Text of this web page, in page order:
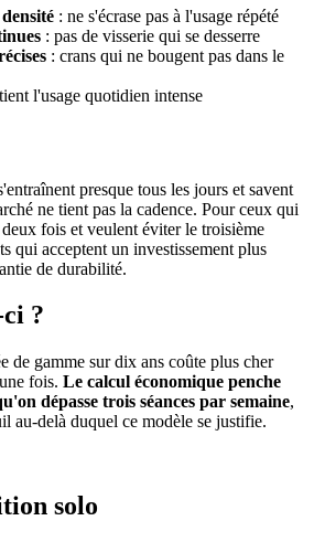
: ne s'écrase pas à l'usage répété
: pas de visserie qui se desserre
: crans qui ne bougent pas dans le
l'usage quotidien intense
presque tous les jours et savent
ne tient pas la cadence. Pour ceux qui
fois et veulent éviter le troisième
qui acceptent un investissement plus
de durabilité.
?
de gamme sur dix ans coûte plus cher
fois. Le calcul économique penche
dépasse trois séances par semaine,
au-delà duquel ce modèle se justifie.
solo